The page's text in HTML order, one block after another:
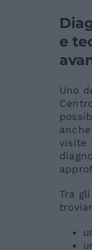
e
Uno
visite
Tra